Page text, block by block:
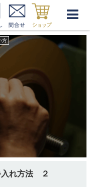
方
入れ方法 ２